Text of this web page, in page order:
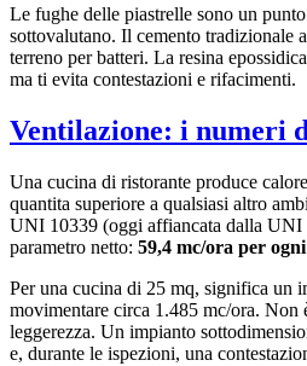
Le fughe delle piastrelle sono un
sottovalutano. Il cemento tradizionale
terreno per batteri. La resina
ma ti evita contestazioni e rifacimenti.
Ventilazione: i numeri
Una cucina di ristorante produce
quantita superiore a qualsiasi altro
UNI 10339 (oggi affiancata dalla UNI
parametro netto: 59,4 mc/ora per
Per una cucina di 25 mq, significa un
movimentare circa 1.485 mc/ora. Non
leggerezza. Un impianto
e, durante le ispezioni, una